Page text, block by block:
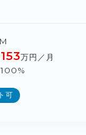
153万円／月
100%
可